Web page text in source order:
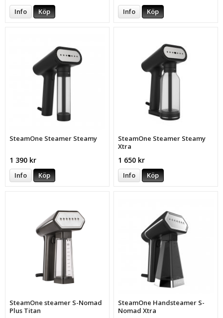
Info Köp Info Köp
SteamOne Steamer Steamy
1 390 kr
Info Köp
SteamOne Steamer Steamy
Xtra
1 650 kr
Info Köp
SteamOne steamer S-Nomad
Plus Titan
SteamOne Handsteamer S-
Nomad Xtra